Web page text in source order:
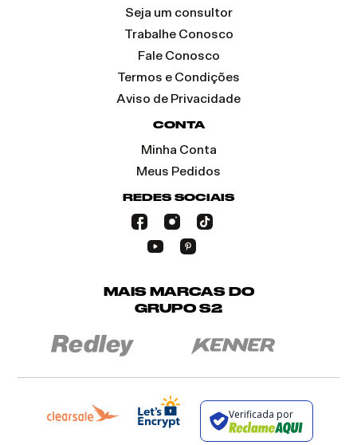
Seja um consultor
Trabalhe Conosco
Fale Conosco
Termos e Condições
Aviso de Privacidade
CONTA
Minha Conta
Meus Pedidos
REDES SOCIAIS
MAIS MARCAS DO
GRUPO S2
Verificada por